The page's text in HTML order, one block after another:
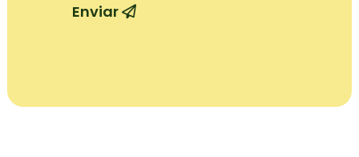
Enviar